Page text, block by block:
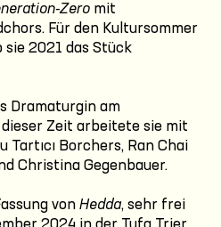
Zero mit
Für den Kultursommer
2021 das Stück
Dramaturgin am
Zeit arbeitete sie mit
Tartıcı Borchers, Ran Chai
Christina Gegenbauer.
von Hedda, sehr frei